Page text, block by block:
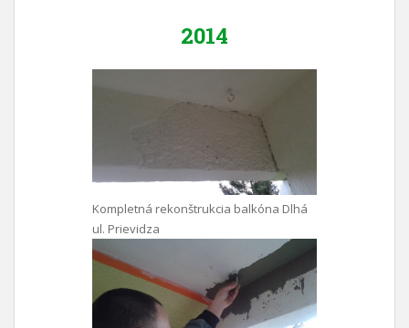
2014
Kompletná rekonštrukcia balkóna Dlhá
ul. Prievidza